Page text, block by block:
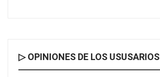
▷ OPINIONES DE LOS USUSARIOS